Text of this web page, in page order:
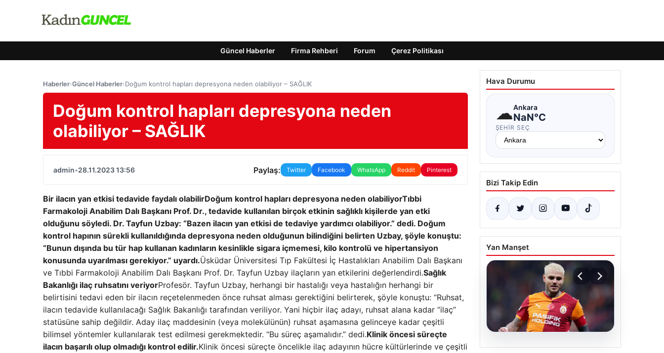
Güncel Haberler Firma Rehberi Forum Çerez Politikası
Haberler›Güncel Haberler›Doğum kontrol hapları depresyona neden olabiliyor – SAĞLIK
Doğum kontrol hapları depresyona neden
olabiliyor – SAĞLIK
admin•28.11.2023 13:56 Paylaş: Twitter Facebook WhatsApp Reddit Pinterest
Bir ilacın yan etkisi tedavide faydalı olabilirDoğum kontrol hapları depresyona neden olabiliyorTıbbi
Farmakoloji Anabilim Dalı Başkanı Prof. Dr., tedavide kullanılan birçok etkinin sağlıklı kişilerde yan etki
olduğunu söyledi. Dr. Tayfun Uzbay: “Bazen ilacın yan etkisi de tedaviye yardımcı olabiliyor.” dedi. Doğum
kontrol hapının sürekli kullanıldığında depresyona neden olduğunun bilindiğini belirten Uzbay, şöyle konuştu:
“Bunun dışında bu tür hap kullanan kadınların kesinlikle sigara içmemesi, kilo kontrolü ve hipertansiyon
konusunda uyarılması gerekiyor.” uyardı.Üsküdar Üniversitesi Tıp Fakültesi İç Hastalıkları Anabilim Dalı Başkanı
ve Tıbbi Farmakoloji Anabilim Dalı Başkanı Prof. Dr. Tayfun Uzbay ilaçların yan etkilerini değerlendirdi.Sağlık
Bakanlığı ilaç ruhsatını veriyorProfesör. Tayfun Uzbay, herhangi bir hastalığı veya hastalığın herhangi bir
belirtisini tedavi eden bir ilacın reçetelenmeden önce ruhsat alması gerektiğini belirterek, şöyle konuştu: “Ruhsat,
ilacın tedavide kullanılacağı Sağlık Bakanlığı tarafından veriliyor. Yani hiçbir ilaç adayı, ruhsat alana kadar “ilaç”
statüsüne sahip değildir. Aday ilaç maddesinin (veya molekülünün) ruhsat aşamasına gelinceye kadar çeşitli
bilimsel yöntemler kullanılarak test edilmesi gerekmektedir. “Bu süreç aşamalıdır.” dedi.Klinik öncesi süreçte
ilacın başarılı olup olmadığı kontrol edilir.Klinik öncesi süreçte öncelikle ilaç adayının hücre kültürlerinde ve çeşitli
Hava Durumu
☁Ankara
NaN°C
ŞEHIR SEÇ
Bizi Takip Edin
Yan Manşet
07.08.2026